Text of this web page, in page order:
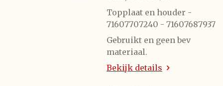
Topplaat en houder -
71607707240 - 71607687937
Gebruikt en geen bev
materiaal.
Bekijk details